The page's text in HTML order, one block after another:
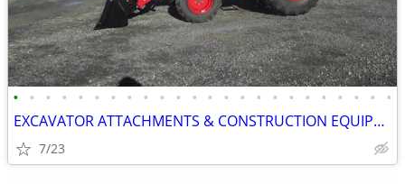
• • • • • • • • • • • • • • • • • • • • • • • •
EXCAVATOR ATTACHMENTS & CONSTRUCTION EQUIPMENT ON SALE!!!
7/23